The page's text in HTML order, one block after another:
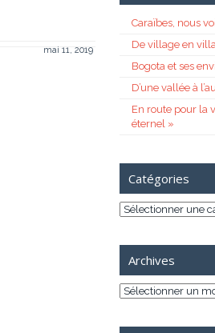
mai 11, 2019
Caraïbes, nous
De village en
Bogota et ses
D’une vallée à
En route pour la
éternel »
Catégories
Catégories
Archives
Archives